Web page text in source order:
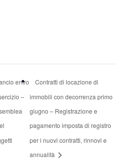
entro
–
Contratti di locazione di
immobili con decorrenza primo
giugno – Registrazione e
pagamento imposta di registro
per i nuovi contratti, rinnovi e
annualità